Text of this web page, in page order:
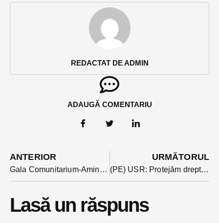
REDACTAT DE ADMIN
ADAUGĂ COMENTARIU
ANTERIOR
Gala Comunitarium-Amintiri despre viitor va premia săptămâna viitoare cei mai merituoși elevi
URMĂTORUL
(PE) USR: Protejăm drepturile și siguranța femeilor din România!
Lasă un răspuns